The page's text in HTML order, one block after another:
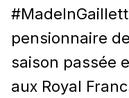
pensionnaire
saison passée
aux Royal